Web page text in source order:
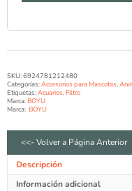
SKU:6924781212480
Categorías:Accesorios para Mascotas,
Etiquetas:Acuarios,Filtro
Marca:BOYU
Marca: BOYU
<<- Volver a Página Anterior
Descripción
Información adicional